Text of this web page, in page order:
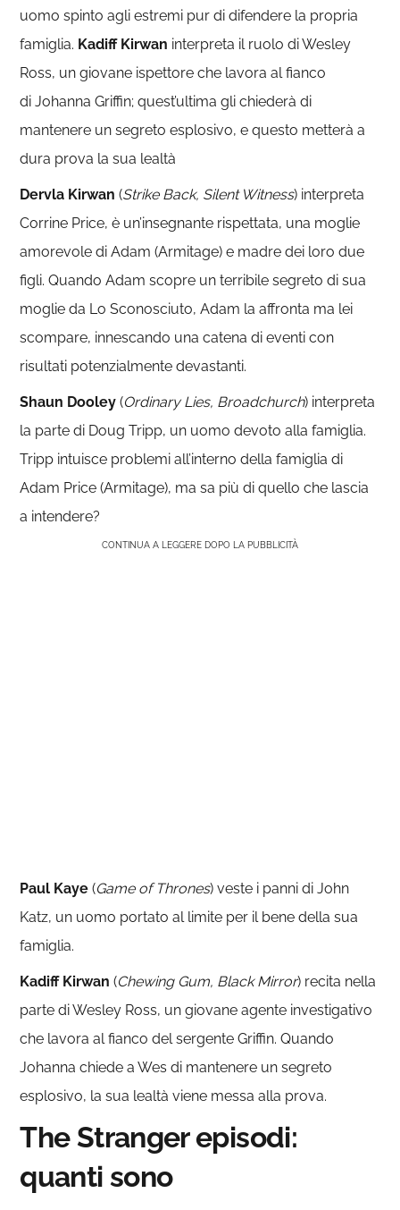
uomo spinto agli estremi pur di difendere la propria
famiglia. Kadiff Kirwan interpreta il ruolo di Wesley
Ross, un giovane ispettore che lavora al fianco
di Johanna Griffin; quest’ultima gli chiederà di
mantenere un segreto esplosivo, e questo metterà a
dura prova la sua lealtà
Dervla Kirwan (Strike Back, Silent Witness) interpreta
Corrine Price, è un’insegnante rispettata, una moglie
amorevole di Adam (Armitage) e madre dei loro due
figli. Quando Adam scopre un terribile segreto di sua
moglie da Lo Sconosciuto, Adam la affronta ma lei
scompare, innescando una catena di eventi con
risultati potenzialmente devastanti.
Shaun Dooley (Ordinary Lies, Broadchurch) interpreta
la parte di Doug Tripp, un uomo devoto alla famiglia.
Tripp intuisce problemi all’interno della famiglia di
Adam Price (Armitage), ma sa più di quello che lascia
a intendere?
CONTINUA A LEGGERE DOPO LA PUBBLICITÀ
Paul Kaye (Game of Thrones) veste i panni di John
Katz, un uomo portato al limite per il bene della sua
famiglia.
Kadiff Kirwan (Chewing Gum, Black Mirror) recita nella
parte di Wesley Ross, un giovane agente investigativo
che lavora al fianco del sergente Griffin. Quando
Johanna chiede a Wes di mantenere un segreto
esplosivo, la sua lealtà viene messa alla prova.
The Stranger episodi:
quanti sono